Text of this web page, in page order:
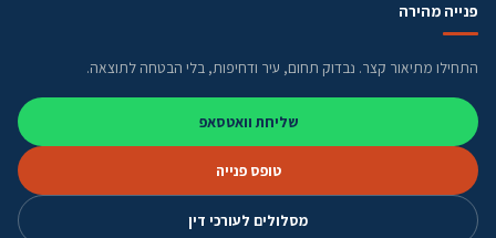
פנייה מהירה
התחילו מתיאור קצר. נבדוק תחום, עיר ודחיפות, בלי הבטחה לתוצאה.
שליחת וואטסאפ
טופס פנייה
מסלולים לעורכי דין